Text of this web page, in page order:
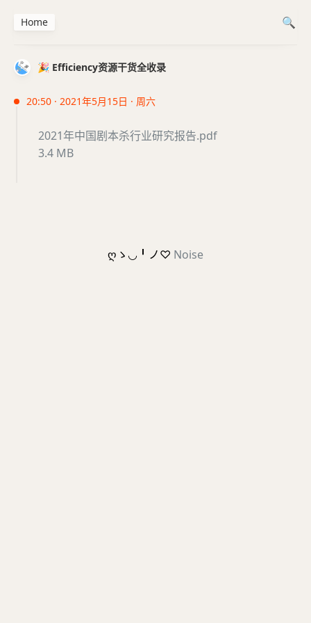
🎉 Efficiency资源干货全收录
20:50 · 2021年5月15日 · 周六
2021年中国剧本杀行业研究报告.pdf
3.4 MB
Home
ღゝ◡╹ノ♡ Noise